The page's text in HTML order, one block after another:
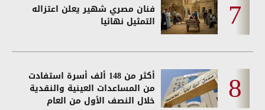
فنان مصري شهير يعلن اعتزاله
التمثيل نهائيا
أكثر من 148 ألف أسرة استفادت
من المساعدات العينية والنقدية
خلال النصف الأول من العام